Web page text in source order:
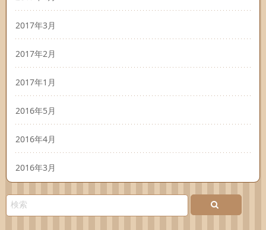
2017年3月
2017年2月
2017年1月
2016年5月
2016年4月
2016年3月